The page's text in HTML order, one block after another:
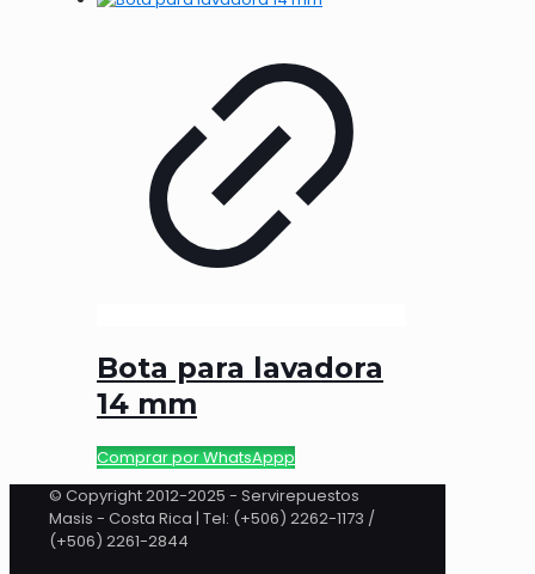
Bota para lavadora
14 mm
Comprar por WhatsAppp
© Copyright 2012-2025 - Servirepuestos
Masis - Costa Rica | Tel: (+506) 2262-1173 /
(+506) 2261-2844